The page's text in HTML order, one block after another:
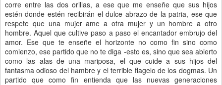
corre entre las dos orillas, a ese que me enseñe que sus hijos
estén donde estén recibirán el dulce abrazo de la patria, ese que
respete que una mujer ame a otra mujer y un hombre a otro
hombre. Aquel que cultive paso a paso el encantador embrujo del
amor. Ese que te enseñe el horizonte no como fin sino como
comienzo, ese partido que no te diga -esto es, sino que sea abierto
como las alas de una mariposa, el que cuide a sus hijos del
fantasma odioso del hambre y el terrible flagelo de los dogmas. Un
partido que como fin entienda que las nuevas generaciones